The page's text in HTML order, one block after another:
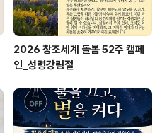
2026 창조세계 돌봄 52주 캠페
인_성령강림절